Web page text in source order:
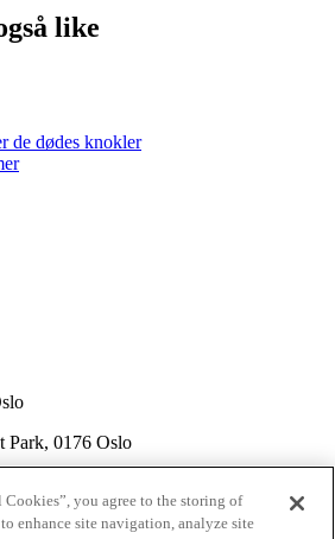
like
de dødes knokler
Park, 0176 Oslo
you agree to the storing of
enhance site navigation, analyze site